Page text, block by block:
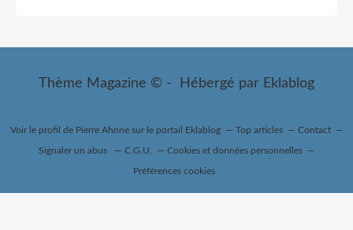
Thème Magazine © - Hébergé par Eklablog
Voir le profil de Pierre Ahnnesur le portail Eklablog Top articles Contact
Signaler un abus C.G.U. Cookies et données personnelles
Préférences cookies